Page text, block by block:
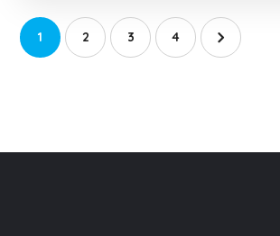
1 2 3 4